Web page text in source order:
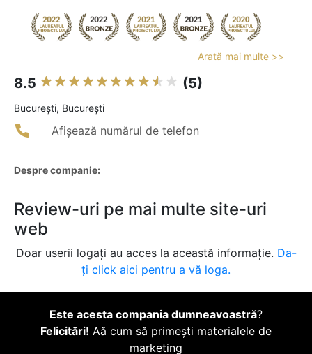
Arată mai multe >>
8.5 (5)
Bucureşti, București
Afișează numărul de telefon
Despre companie:
Review-uri pe mai multe site-uri
web
Doar userii logați au acces la această informație. Da-
ți click aici pentru a vă loga.
Este acesta compania dumneavoastră?
Felicitări! Aă cum să primești materialele de
marketing